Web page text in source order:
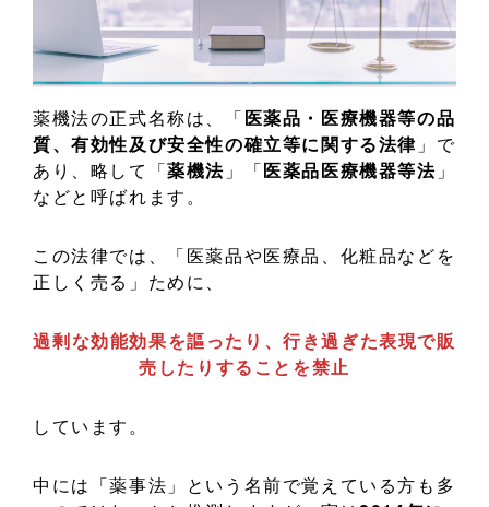
薬機法の正式名称は、「医薬品・医療機器等の品
質、有効性及び安全性の確立等に関する法律 」で
あり、略して「薬機法 」「医薬品医療機器等法 」
などと呼ばれます。
この法律では、「医薬品や医療品、化粧品などを
正しく売る」ために、
過剰な効能効果を謳ったり、行き過ぎた表現で販
売したりすることを禁止
しています。
中には「薬事法」という名前で覚えている方も多